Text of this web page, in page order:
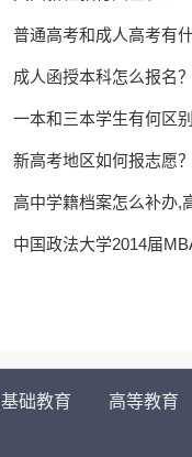
普通高考和成人高考有
成人函授本科怎么报名
一本和三本学生有何区
新高考地区如何报志愿
高中学籍档案怎么补办,
中国政法大学2014届
基础教育 高等教育